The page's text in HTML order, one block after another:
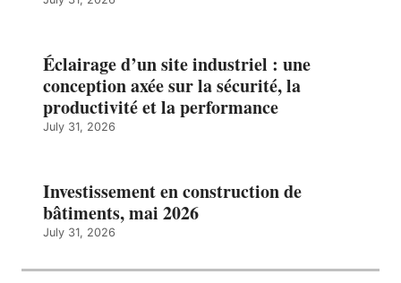
Éclairage d’un site industriel : une
conception axée sur la sécurité, la
productivité et la performance
July 31, 2026
Investissement en construction de
bâtiments, mai 2026
July 31, 2026